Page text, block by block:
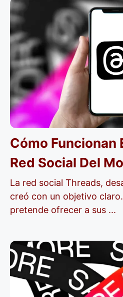
Cómo Funcionan
Red Social Del
La red social Threads,
creó con un objetivo
pretende ofrecer a sus ...